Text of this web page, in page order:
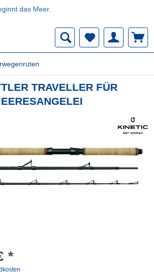
das Meer.
TRAVELLER FÜR
*